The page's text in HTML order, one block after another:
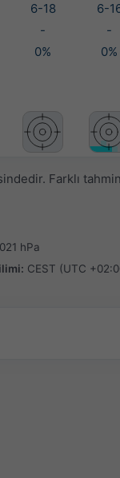
6-18 6-
- -
0% 0%
Farklı
hPa
CEST (UTC